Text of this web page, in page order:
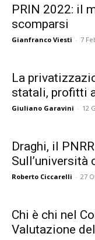
PRIN 2022: il
scomparsi
Gianfranco Viesti - 7
La
statali, profitti
Giuliano Garavini - 12
Draghi, il
Sull’università
Roberto Ciccarelli - 27
Chi è chi nel
Valutazione